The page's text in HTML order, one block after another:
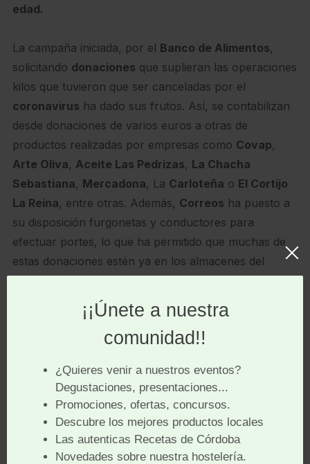
edad.
La campaña iniciada, por el Banco de Alimentos,
solicitando donaciones que suplieran las operaciones
kilos que tuvieron que ser canceladas por el
coronavirus ha dado sus frutos. Así, se contabilizan
desde donaciones de varios euros a otras de
productos realizadas por empresas como Covap,
Arte Oliva, Aceite Las Pedrizas, La Chacha
Sebastiana, Mercadona, La Carloteña o El Cortijo
La Reina, entre otras. Además, Correos ha puesto a
su disposición furgonetas y conductores para
efectuar portes, lo que ha permitido que muchas de
estas donaciones estén ya en los almacenes del
Banco de Alimentos.
Por ello, solicitan la ayuda de losjóvenes
suplir a sus voluntarios de mayor edad que tienen que
impuestas para la prevención del contagio del
Además, los teléfonos de la sede del Banco de
Alimentos estánsaturadosrecibiendo llamadas de